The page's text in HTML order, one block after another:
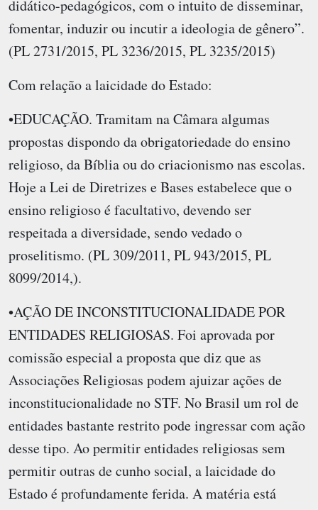
didático-pedagógicos, com o intuito de disseminar,
fomentar, induzir ou incutir a ideologia de gênero”.
(PL 2731/2015, PL 3236/2015, PL 3235/2015)
Com relação a laicidade do Estado:
•EDUCAÇÃO. Tramitam na Câmara algumas
propostas dispondo da obrigatoriedade do ensino
religioso, da Bíblia ou do criacionismo nas escolas.
Hoje a Lei de Diretrizes e Bases estabelece que o
ensino religioso é facultativo, devendo ser
respeitada a diversidade, sendo vedado o
proselitismo. (PL 309/2011, PL 943/2015, PL
8099/2014,).
•AÇÃO DE INCONSTITUCIONALIDADE POR
ENTIDADES RELIGIOSAS. Foi aprovada por
comissão especial a proposta que diz que as
Associações Religiosas podem ajuizar ações de
inconstitucionalidade no STF. No Brasil um rol de
entidades bastante restrito pode ingressar com ação
desse tipo. Ao permitir entidades religiosas sem
permitir outras de cunho social, a laicidade do
Estado é profundamente ferida. A matéria está